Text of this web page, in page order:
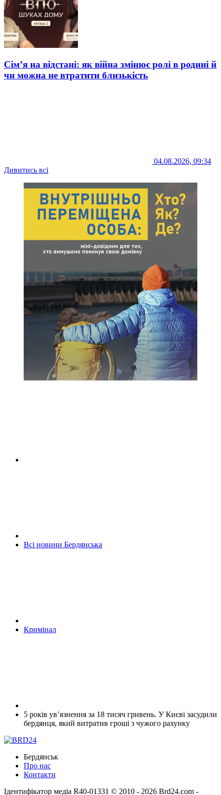
Сім’я на відстані: як війна змінює ролі в родині й
чи можна не втратити близькість
04.08.2026, 09:34
Дивитись всі
Всі новини Бердянська
Кримінал
5 років ув’язнення за 18 тисяч гривень. У Києві засудили
бердянця, який витратив гроші з чужого рахунку
Бердянськ
Про нас
Контакти
Ідентифікатор медіа R40-01331 © 2010 - 2026 Brd24.com -